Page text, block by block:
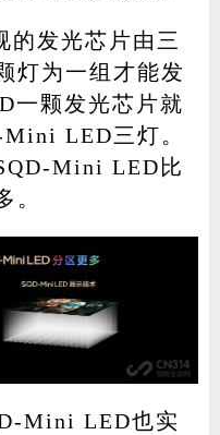
发光芯片由三
灯为一组才能发
一颗发光芯片就
LED三灯。
Mini LED比
。
Mini LED也实